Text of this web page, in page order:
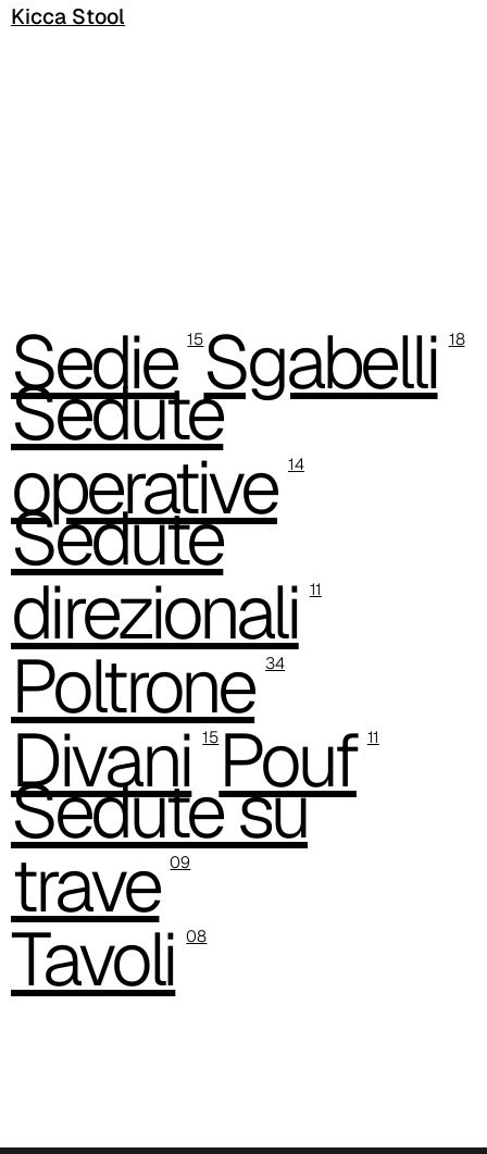
C 52F
C 36C
C 37C
C 38C
Trevi (Cat. C - Tessuto)
C 38G
C 38T
Kicca Stool
Sedie 15Sgabelli 18
Sedute
operative 14
Sedute
direzionali 11
Poltrone 34
Divani 15Pouf 11
Sedute su
trave 09
Tavoli 08